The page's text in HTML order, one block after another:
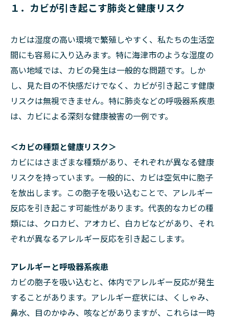
１．カビが引き起こす肺炎と健康リスク
カビは湿度の高い環境で繁殖しやすく、私たちの生活空
間にも容易に入り込みます。特に海津市のような湿度の
高い地域では、カビの発生は一般的な問題です。しか
し、見た目の不快感だけでなく、カビが引き起こす健康
リスクは無視できません。特に肺炎などの呼吸器系疾患
は、カビによる深刻な健康被害の一例です。
＜カビの種類と健康リスク＞
カビにはさまざまな種類があり、それぞれが異なる健康
リスクを持っています。一般的に、カビは空気中に胞子
を放出します。この胞子を吸い込むことで、アレルギー
反応を引き起こす可能性があります。代表的なカビの種
類には、クロカビ、アオカビ、白カビなどがあり、それ
ぞれが異なるアレルギー反応を引き起こします。
アレルギーと呼吸器系疾患
カビの胞子を吸い込むと、体内でアレルギー反応が発生
することがあります。アレルギー症状には、くしゃみ、
鼻水、目のかゆみ、咳などがありますが、これらは一時